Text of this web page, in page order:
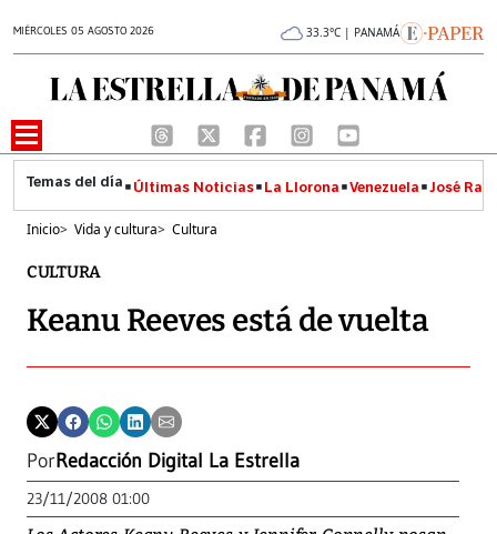
MIÉRCOLES 05 AGOSTO 2026 33.3°C | PANAMÁ
Últimas Noticias La Llorona Venezuela José
Inicio> Vida y cultura> Cultura
CULTURA
Keanu Reeves está de vuelta
PorRedacción Digital La Estrella
23/11/2008 01:00